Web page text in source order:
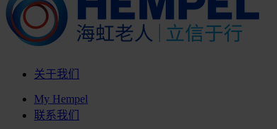
关于我们
My Hempel
联系我们